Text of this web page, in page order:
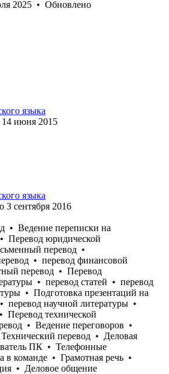
2025 • Обновлено
языка
14 июня 2015
языка
3 сентября 2016
• Ведение переписки на
• Перевод юридической
перевод •
• перевод финансовой
перевод • Перевод
• перевод статей • перевод
• Подготовка презентаций на
• перевод научной литературы •
• Перевод технической
• Ведение переговоров •
Технический перевод • Деловая
ПК • Телефонные
в команде • Грамотная речь •
• Деловое общение